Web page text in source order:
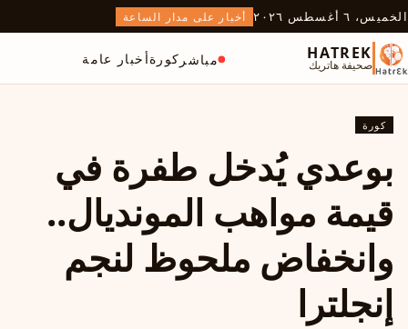
الخميس، ٦ أغسطس ٢٠٢٦ أخبار على مدار الساعة
HATREK
صحيفة هاتريك مباشر كورةأخبار عامة
كورة
بوعدي يُدخل طفرة في
قيمة مواهب المونديال..
وانخفاض ملحوظ لنجم
إنجلترا